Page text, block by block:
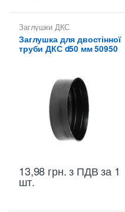
Заглушки ДКС
Заглушка для двостінної
труби ДКС d50 мм 50950
13,98 грн.з ПДВ за 1
шт.